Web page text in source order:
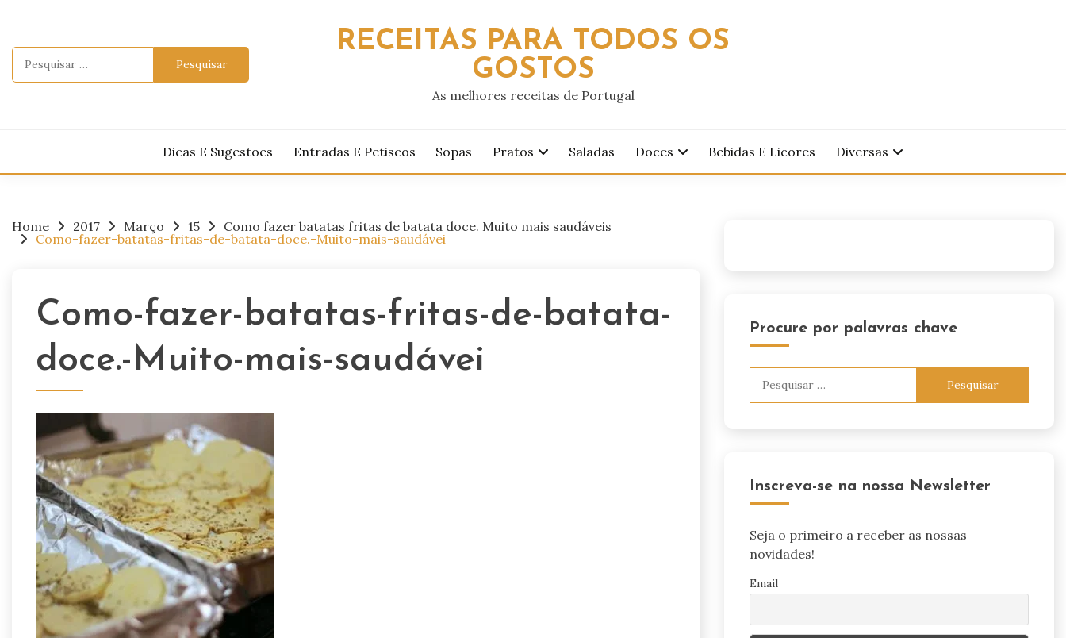
content
RECEITAS PARA TODOS OS
GOSTOS
As melhores receitas de Portugal
Dicas E Sugestões Entradas E Petiscos Sopas Pratos Saladas Doces Bebidas E Licores Diversas
Home 2017 Março 15
Como fazer batatas fritas de batata doce. Muito mais saudáveis
Como-fazer-batatas-fritas-de-batata-doce.-Muito-mais-saudávei
Como-fazer-batatas-fritas-de-batata-
doce.-Muito-mais-saudávei
Procure por palavras chave
Inscreva-se na nossa Newsletter
Seja o primeiro a receber as nossas
novidades!
Email